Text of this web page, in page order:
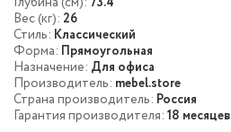
Вес (кг): 26
Стиль: Классический
Форма: Прямоугольная
Назначение: Для офиса
Производитель: mebel.store
Страна производитель: Россия
Гарантия производителя: 18 месяцев